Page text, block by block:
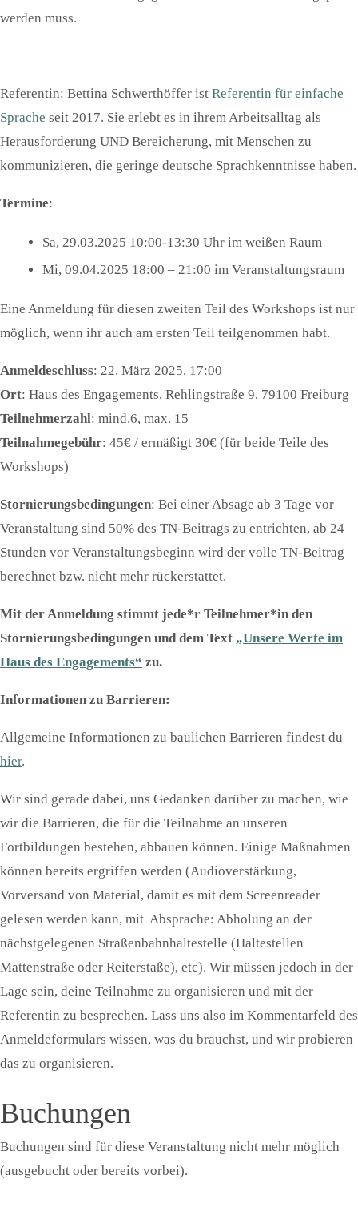
werden muss.
Referentin: Bettina Schwerthöffer ist Referentin für einfache
Sprache seit 2017. Sie erlebt es in ihrem Arbeitsalltag als
Herausforderung UND Bereicherung, mit Menschen zu
kommunizieren, die geringe deutsche Sprachkenntnisse haben.
Termine:
Sa, 29.03.2025 10:00-13:30 Uhr im weißen Raum
Mi, 09.04.2025 18:00 – 21:00 im Veranstaltungsraum
Eine Anmeldung für diesen zweiten Teil des Workshops ist nur
möglich, wenn ihr auch am ersten Teil teilgenommen habt.
Anmeldeschluss: 22. März 2025, 17:00
Ort: Haus des Engagements, Rehlingstraße 9, 79100 Freiburg
Teilnehmerzahl: mind.6, max. 15
Teilnahmegebühr: 45€ / ermäßigt 30€ (für beide Teile des
Workshops)
Stornierungsbedingungen: Bei einer Absage ab 3 Tage vor
Veranstaltung sind 50% des TN-Beitrags zu entrichten, ab 24
Stunden vor Veranstaltungsbeginn wird der volle TN-Beitrag
berechnet bzw. nicht mehr rückerstattet.
Mit der Anmeldung stimmt jede*r Teilnehmer*in den
Stornierungsbedingungen und dem Text „Unsere Werte im
Haus des Engagements“ zu.
Informationen zu Barrieren:
Allgemeine Informationen zu baulichen Barrieren findest du
hier.
Wir sind gerade dabei, uns Gedanken darüber zu machen, wie
wir die Barrieren, die für die Teilnahme an unseren
Fortbildungen bestehen, abbauen können. Einige Maßnahmen
können bereits ergriffen werden (Audioverstärkung,
Vorversand von Material, damit es mit dem Screenreader
gelesen werden kann, mit Absprache: Abholung an der
nächstgelegenen Straßenbahnhaltestelle (Haltestellen
Mattenstraße oder Reiterstaße), etc). Wir müssen jedoch in der
Lage sein, deine Teilnahme zu organisieren und mit der
Referentin zu besprechen. Lass uns also im Kommentarfeld des
Anmeldeformulars wissen, was du brauchst, und wir probieren
das zu organisieren.
Buchungen
Buchungen sind für diese Veranstaltung nicht mehr möglich
(ausgebucht oder bereits vorbei).